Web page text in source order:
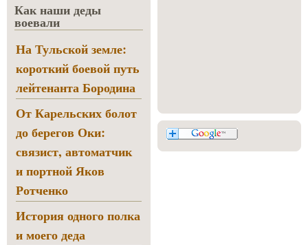
Как наши деды
воевали
На Тульской земле:
короткий боевой путь
лейтенанта Бородина
От Карельских болот
до берегов Оки:
связист, автоматчик
и портной Яков
Ротченко
История одного полка
и моего деда